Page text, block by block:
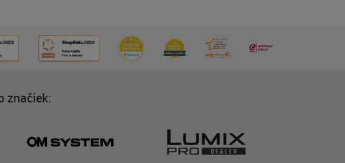
značiek: